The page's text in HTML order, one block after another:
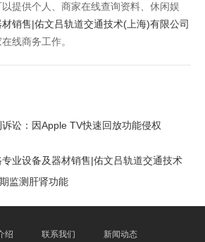
提供个人、商家在线查询资料、休闲娱
销售|佑文吕轨道交通技术(上海)有限公司
线商务工作。
讼：因Apple TV快速回放功能侵权
业设备及器材销售|佑文吕轨道交通技术
监测肝肾功能
绍 联系我们 新闻动态